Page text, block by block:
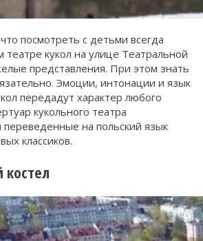
посмотреть с детьми всегда
театре кукол на улице Театральной
представления. При этом знать
Эмоции, интонации и язык
передадут характер любого
кукольного театра
переведенные на польский язык
классиков.